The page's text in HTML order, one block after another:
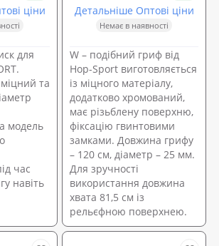
ціни
для
та
модель
час
навіть
Детальніше Оптові ціни
Немає в наявності
W – подібний гриф від
Hop-Sport виготовляється
із міцного матеріалу,
додатково хромований,
має різьблену поверхню,
фіксацію гвинтовими
замками. Довжина грифу
– 120 см, діаметр – 25 мм.
Для зручності
використання довжина
хвата 81,5 см із
рельєфною поверхнею.